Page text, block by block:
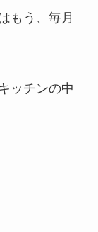
もう、毎月
ッチンの中